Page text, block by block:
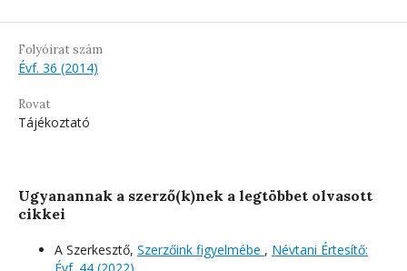
Folyóirat szám
Évf. 36 (2014)
Rovat
Tájékoztató
Ugyanannak a szerző(k)nek a legtöbbet olvasott
cikkei
A Szerkesztő, Szerzőink figyelmébe , Névtani Értesítő:
Évf. 44 (2022)